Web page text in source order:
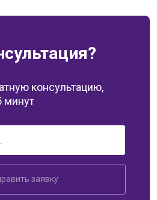
консультацию,
минут
заявку